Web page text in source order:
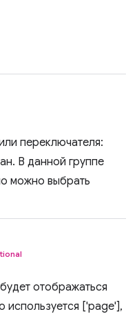
переключателя:
В данной группе
можно выбрать
отображаться
используется ['page'],